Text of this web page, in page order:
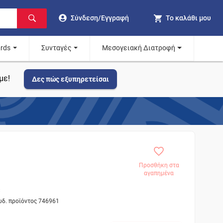
Σύνδεση/Εγγραφή Το καλάθι μου
Συνταγές Μεσογειακή Διατροφή
Δες πώς εξυπηρετείσαι
Προσθήκη στα
αγαπημένα
προϊόντος 746961